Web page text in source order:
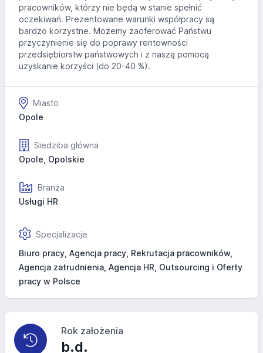
pracowników, którzy nie będą w stanie spełnić
oczekiwań. Prezentowane warunki współpracy są
bardzo korzystne. Możemy zaoferować Państwu
przyczynienie się do poprawy rentowności
przedsiębiorstw państwowych i z naszą pomocą
uzyskanie korzyści (do 20-40 %).
Miasto
Opole
Siedziba główna
Opole, Opolskie
Branża
Usługi HR
Specjalizacje
Biuro pracy, Agencja pracy, Rekrutacja pracowników,
Agencja zatrudnienia, Agencja HR, Outsourcing i Oferty
pracy w Polsce
Rok założenia
b.d.